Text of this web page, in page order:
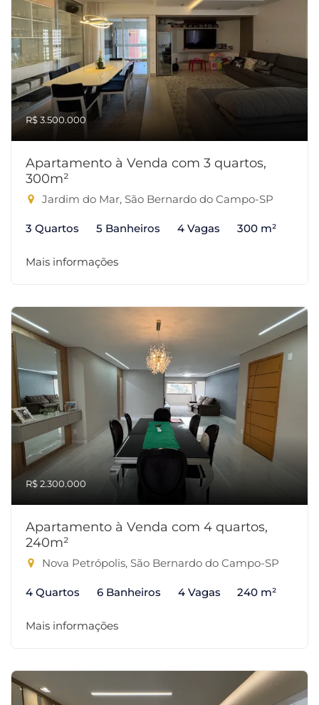
R$ 3.500.000
Apartamento à Venda com 3 quartos,
300m²
Jardim do Mar, São Bernardo do Campo-SP
3 Quartos 5 Banheiros 4 Vagas 300 m²
Mais informações
R$ 2.300.000
Apartamento à Venda com 4 quartos,
240m²
Nova Petrópolis, São Bernardo do Campo-SP
4 Quartos 6 Banheiros 4 Vagas 240 m²
Mais informações